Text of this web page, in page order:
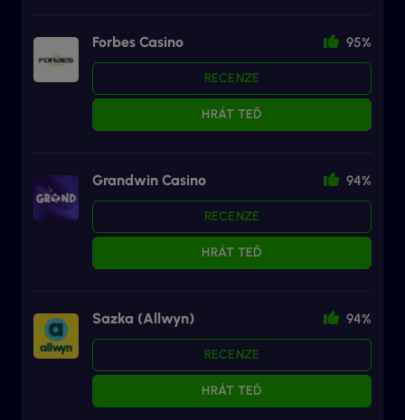
Forbes Casino 95%
RECENZE
HRÁT TEĎ
Grandwin Casino 94%
RECENZE
HRÁT TEĎ
Sazka (Allwyn) 94%
RECENZE
HRÁT TEĎ